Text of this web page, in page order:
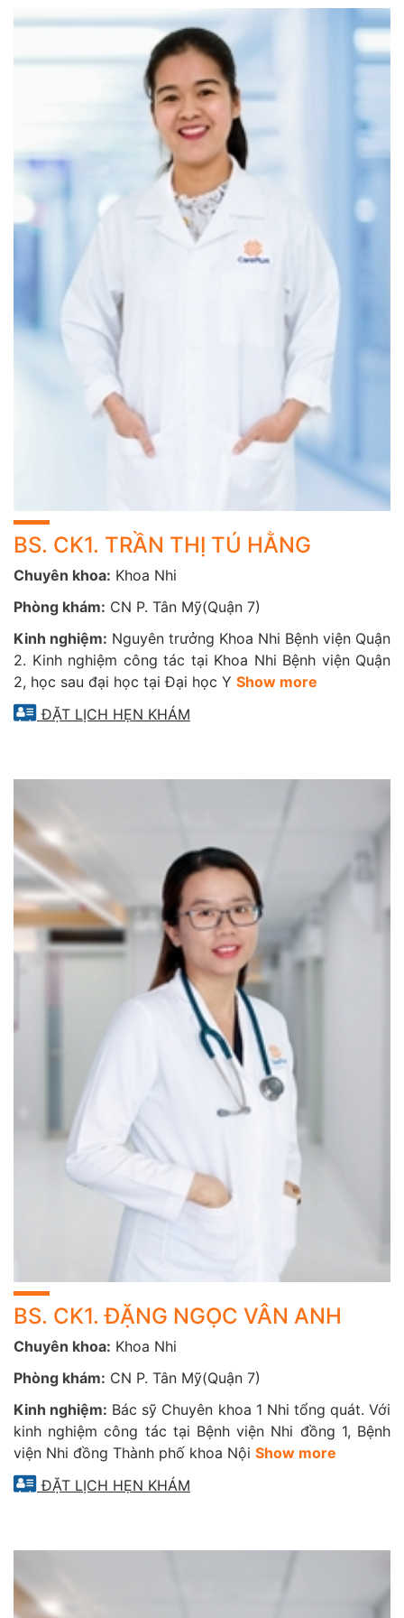
khớp ngậm, tư thế bú; hướng dẫn kích sữa, tắc tia
Dịch vụ Tiêm ngừacủa CarePlus
loại vắc-xin theo độ tuổi từ sơ sinh đến thiếu niên và
gói vắc-xin cho trẻ 0-6 tháng, gói
vắc-xin cho trẻ từ 0-12 tháng tuổi,
Gói vắc-xin HPV
(đặc biệt là
Gardasil 9) là giải pháp hiệu quả giúp nam
và nữ giới (9-45 tuổi) phòng ngừa ung thư cổ tử cung,
âm đạo, hậu môn, hầu họng và mụn cóc sinh dục.
Nguồn vắc-xin uy tín từ Anh, Mỹ, Pháp, Bỉ, Hà
Lan,...được bảo quản bằng thiết bị chuyên dụng Haier
theo tiêu chuẩn của WHO/UNICEF/PQS trong bảo quản
thuốc, vắc xin.
GÓI KHÁM SỨC KHỎE TỔNG QUÁT ĐỊNH KỲ
CarePlus tự hào là phòng khám đầu tiên xây dựng các
gói khám sức khỏe tổng quát định kỳ theo từng giai
đoạn phát triển của trẻ, nhằm giúp phụ huynh nuôi con
khoa học và giảm áp lực hơn khi chăm sóc trẻ, đặc
biệt khi lần đầu làm cha mẹ.
Khám tổng quát định kỳ tại CarePlus được các bậc
phụ huynh tin tưởng lựa chọn vì:
Bao gồm đầy đủ các hạng mục quan trọng và
cần thiết;
Đánh giá phát triển thể chất, tinh thần và vận
động của trẻ theo
Cung cấp phác đồ nuôi dưỡng trẻ hợp lý và khoa
Tầm soát các dị tật bẩm sinh; Đánh giá phát triển tâm thần, vận
động; Tư vấn chăm sóc trẻ sanh non, tư vấn nuôi con bằng sữa
BS. CK1. TRẦN THỊ TÚ HẰNG
Chuyên khoa: Khoa Nhi
Phòng khám: CN P. Tân Mỹ(Quận 7)
Kinh nghiệm: Nguyên trưởng Khoa Nhi Bệnh viện Quận
2. Kinh nghiệm công tác tại Khoa Nhi Bệnh viện Quận
2, học sau đại học tại Đại học Y Show more
ĐẶT LỊCH HẸN KHÁM
BS. CK1. ĐẶNG NGỌC VÂN ANH
Chuyên khoa: Khoa Nhi
Phòng khám: CN P. Tân Mỹ(Quận 7)
Kinh nghiệm: Bác sỹ Chuyên khoa 1 Nhi tổng quát. Với
kinh nghiệm công tác tại Bệnh viện Nhi đồng 1, Bệnh
viện Nhi đồng Thành phố khoa Nội Show more
ĐẶT LỊCH HẸN KHÁM